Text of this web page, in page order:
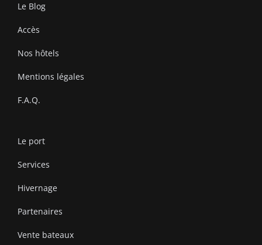
Le Blog
Accès
Nos hôtels
Mentions légales
F.A.Q.
Le port
Services
Hivernage
Partenaires
Vente bateaux